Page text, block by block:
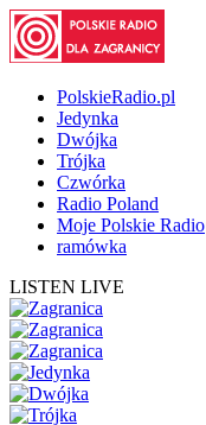
PolskieRadio.pl
Jedynka
Dwójka
Trójka
Czwórka
Radio Poland
Moje Polskie Radio
ramówka
LISTEN LIVE